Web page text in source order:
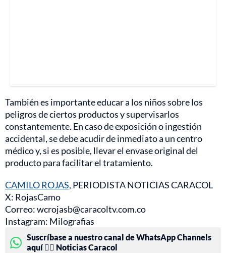
También es importante educar a los niños sobre los
peligros de ciertos productos y supervisarlos
constantemente. En caso de exposición o ingestión
accidental, se debe acudir de inmediato a un centro
médico y, si es posible, llevar el envase original del
producto para facilitar el tratamiento.
CAMILO ROJAS, PERIODISTA NOTICIAS CARACOL
X: RojasCamo
Correo: wcrojasb@caracoltv.com.co
Instagram: Milografias
Suscríbase a nuestro canal de WhatsApp Channels
aquí 👉🏻 Noticias Caracol